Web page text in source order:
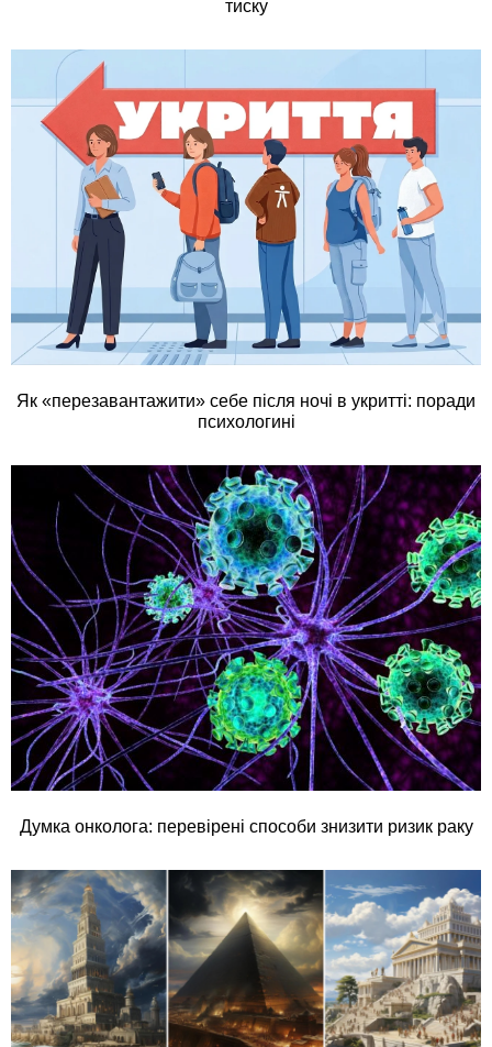
тиску
Як «перезавантажити» себе після ночі в укритті: поради
психологині
Думка онколога: перевірені способи знизити ризик раку